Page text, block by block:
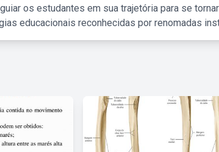
os estudantes em sua trajetória para se
educacionais reconhecidas por renomadas